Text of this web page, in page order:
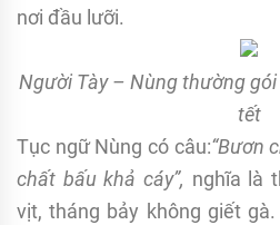
nơi đầu lưỡi.
Người Tày – Nùng thường gói
tết
Tục ngữ Nùng có câu:“Bươn
chất bấu khả cáy”, nghĩa là
vịt, tháng bảy không giết